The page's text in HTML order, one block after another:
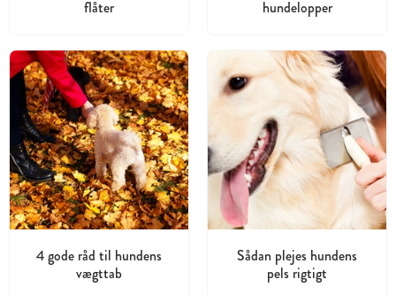
flåter
hundelopper
4 gode råd til hundens
vægttab
Sådan plejes hundens
pels rigtigt